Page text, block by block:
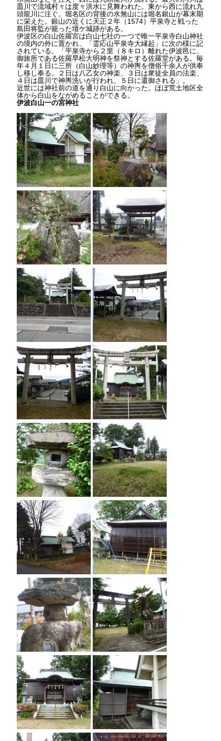
皿川で流域村々は度々洪水に見舞われた。東から西に流れ九
頭龍川に注ぐ。堀名区の背後の水無山には堀名銀山が幕末期
に栄えた。銀山の近くに天正２年（1574）平泉寺と戦った
島田将監が籠った壇ケ城跡がある。
伊波区の白山佐羅宮は白山七社の一つで唯一平泉寺白山神社
の境内の外に置かれ、「霊応山平泉寺大縁起」に次の様に記
されている。「平泉寺から２里（８キロ）離れた伊波邑に、
御旅所である佐羅早松大明神を祭神とする佐羅堂がある。毎
年４月１日に三所（白山妙理等）の神輿を僧俗千余人が供奉
し移し奉る。２日は八乙女の神楽、３日は衆徒全員の法楽、
４日は皿川で神輿洗いが行われ、５日に還御される」。
近世には神社前の道を通り白山に向かった。ほぼ荒土地区全
体から白山をながめることができる。
伊波白山一の宮神社